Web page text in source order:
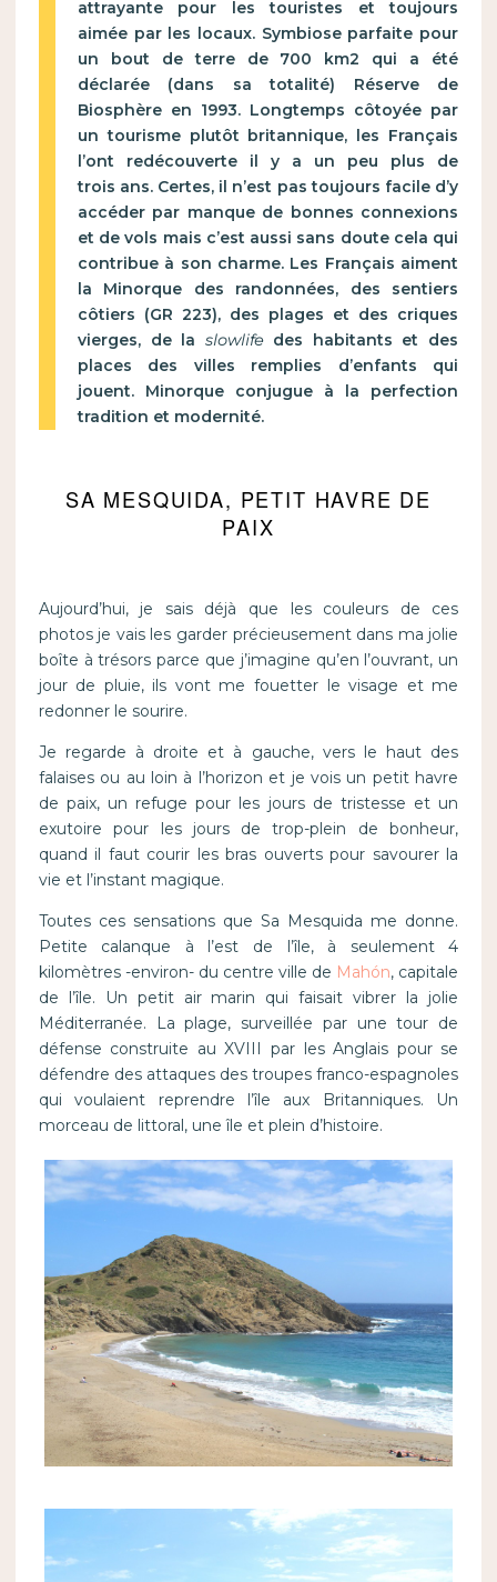
attrayante pour les touristes et toujours
aimée par les locaux. Symbiose parfaite pour
un bout de terre de 700 km2 qui a été
déclarée (dans sa totalité) Réserve de
Biosphère en 1993. Longtemps côtoyée par
un tourisme plutôt britannique, les Français
l’ont redécouverte il y a un peu plus de
trois ans. Certes, il n’est pas toujours facile d’y
accéder par manque de bonnes connexions
et de vols mais c’est aussi sans doute cela qui
contribue à son charme. Les Français aiment
la Minorque des randonnées, des sentiers
côtiers (GR 223), des plages et des criques
vierges, de laslowlifedes habitants et des
places des villes remplies d’enfants qui
jouent. Minorque conjugue à la perfection
tradition et modernité.
SA MESQUIDA, PETIT HAVRE DE
PAIX
Aujourd’hui, je sais déjà que les couleurs de ces
photos je vais les garder précieusement dans ma jolie
boîte à trésors parce que j’imagine qu’en l’ouvrant, un
jour de pluie, ils vont me fouetter le visage et me
redonner le sourire.
Je regarde à droite et à gauche, vers le haut des
falaises ou au loin à l’horizon et je vois un petit havre
de paix, un refuge pour les jours de tristesse et un
exutoire pour les jours de trop-plein de bonheur,
quand il faut courir les bras ouverts pour savourer la
vie et l’instant magique.
Toutes ces sensations que Sa Mesquida me donne.
Petite calanque à l’est de l’île, à seulement 4
kilomètres -environ- du centre ville de Mahón, capitale
de l’île. Un petit air marin qui faisait vibrer la jolie
Méditerranée. La plage, surveillée par une tour de
défense construite au XVIII par les Anglais pour se
défendre des attaques des troupes franco-espagnoles
qui voulaient reprendre l’île aux Britanniques. Un
morceau de littoral, une île et plein d’histoire.